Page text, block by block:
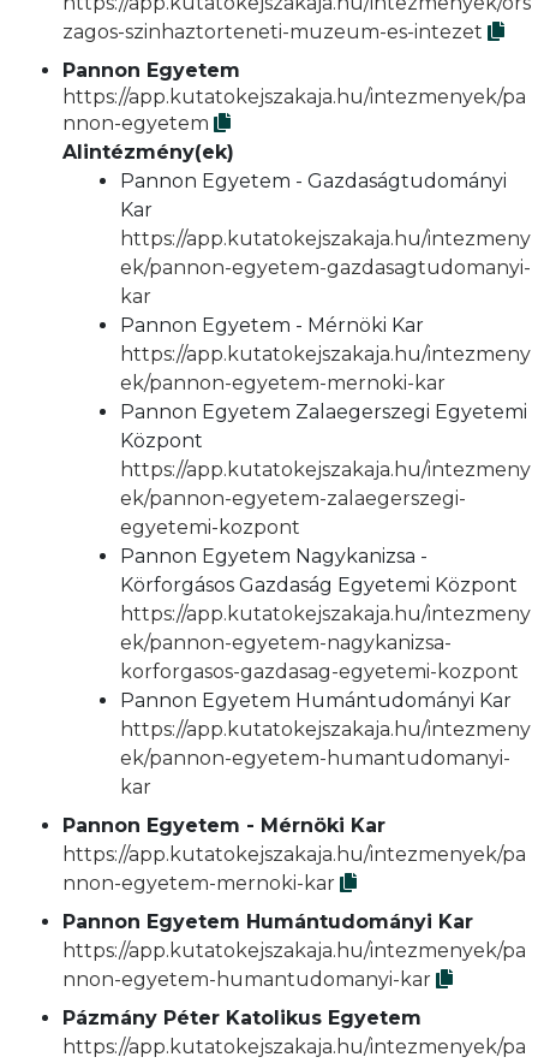
zagos-szinhaztorteneti-muzeum-es-intezet
Pannon Egyetem
https://app.kutatokejszakaja.hu/intezmenyek/pa
nnon-egyetem
Alintézmény(ek)
Pannon Egyetem - Gazdaságtudományi
Kar
https://app.kutatokejszakaja.hu/intezmeny
ek/pannon-egyetem-gazdasagtudomanyi-
kar
Pannon Egyetem - Mérnöki Kar
https://app.kutatokejszakaja.hu/intezmeny
ek/pannon-egyetem-mernoki-kar
Pannon Egyetem Zalaegerszegi Egyetemi
Központ
https://app.kutatokejszakaja.hu/intezmeny
ek/pannon-egyetem-zalaegerszegi-
egyetemi-kozpont
Pannon Egyetem Nagykanizsa -
Körforgásos Gazdaság Egyetemi Központ
https://app.kutatokejszakaja.hu/intezmeny
ek/pannon-egyetem-nagykanizsa-
korforgasos-gazdasag-egyetemi-kozpont
Pannon Egyetem Humántudományi Kar
https://app.kutatokejszakaja.hu/intezmeny
ek/pannon-egyetem-humantudomanyi-
kar
Pannon Egyetem - Mérnöki Kar
https://app.kutatokejszakaja.hu/intezmenyek/pa
nnon-egyetem-mernoki-kar
Pannon Egyetem Humántudományi Kar
https://app.kutatokejszakaja.hu/intezmenyek/pa
nnon-egyetem-humantudomanyi-kar
Pázmány Péter Katolikus Egyetem
https://app.kutatokejszakaja.hu/intezmenyek/pa